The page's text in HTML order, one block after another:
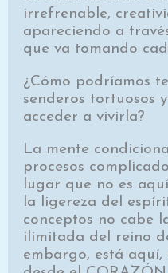
irrefrenable,
apareciendo a
que va tomando
¿Cómo podríamos
senderos tortuosos
acceder a vivirla?
La mente
procesos
lugar que no es
la ligereza del
conceptos no cabe
ilimitada del reino
embargo, está aquí,